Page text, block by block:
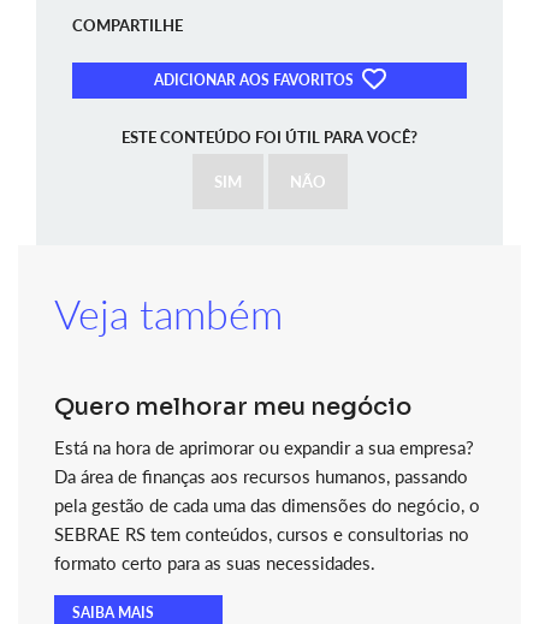
COMPARTILHE
ADICIONAR AOS FAVORITOS
ESTE CONTEÚDO FOI ÚTIL PARA VOCÊ?
SIM NÃO
Veja também
Quero melhorar meu negócio
Está na hora de aprimorar ou expandir a sua empresa?
Da área de finanças aos recursos humanos, passando
pela gestão de cada uma das dimensões do negócio, o
SEBRAE RS tem conteúdos, cursos e consultorias no
formato certo para as suas necessidades.
SAIBA MAIS